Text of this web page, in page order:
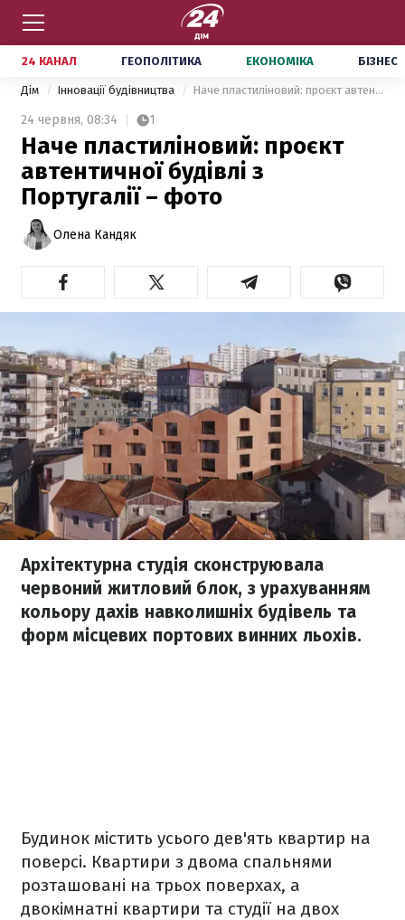
24 КАНАЛ ГЕОПОЛІТИКА ЕКОНОМІКА БІЗНЕС
Дім Інновації будівництва Наче пластиліновий: проєкт автентичної будівлі з Португалії – фото
24 червня, 08:34 1
Наче пластиліновий: проєкт
автентичної будівлі з
Португалії – фото
Олена Кандяк
Архітектурна студія сконструювала
червоний житловий блок, з урахуванням
кольору дахів навколишніх будівель та
форм місцевих портових винних льохів.
Будинок містить усього дев'ять квартир на
поверсі. Квартири з двома спальнями
розташовані на трьох поверхах, а
двокімнатні квартири та студії на двох